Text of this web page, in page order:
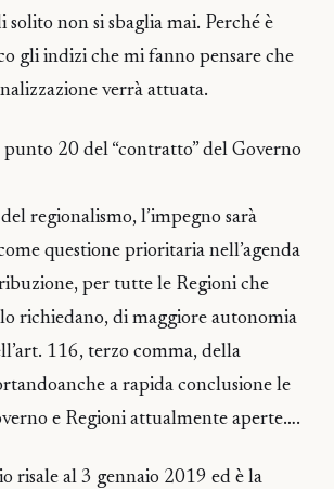
solito non si sbaglia mai. Perché è
gli indizi che mi fanno pensare che
verrà attuata.
20 del “contratto” del Governo
regionalismo, l’impegno sarà
questione prioritaria nell’agenda
per tutte le Regioni che
richiedano, di maggiore autonomia
116, terzo comma, della
a rapida conclusione le
e Regioni attualmente aperte….
risale al 3 gennaio 2019 ed è la